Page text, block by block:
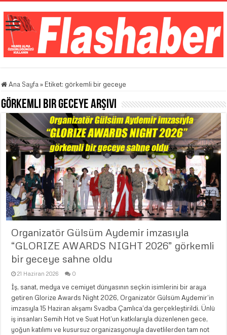
Ana Sayfa » Etiket: görkemli bir geceye
görkemli bir geceyeArşivi
Organizatör Gülsüm Aydemir imzasıyla
“GLORIZE AWARDS NIGHT 2026” görkemli
bir geceye sahne oldu
21 Haziran 2026 0
İş, sanat, medya ve cemiyet dünyasının seçkin isimlerini bir araya
getiren Glorize Awards Night 2026, Organizatör Gülsüm Aydemir’in
imzasıyla 15 Haziran akşamı Svadba Çamlıca’da gerçekleştirildi. Ünlü
iş insanları Semih Hot ve Suat Hot’un katkılarıyla düzenlenen gece,
yoğun katılımı ve kusursuz organizasyonuyla davetlilerden tam not